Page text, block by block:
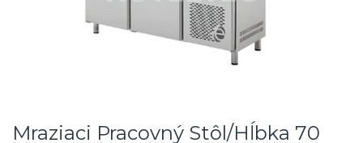
Mraziaci Pracovný Stôl/hĺbka 70